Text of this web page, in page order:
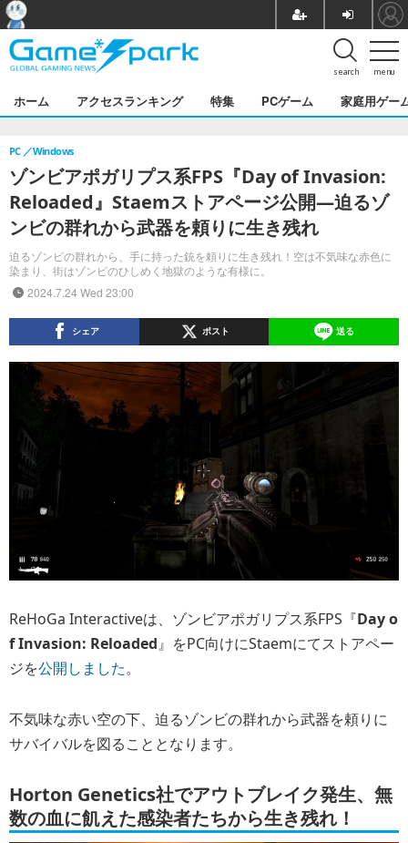
menu
search
ホーム アクセスランキング 特集 PCゲーム 家庭用ゲー
ゾンビアポガリプス系FPS『Day of Invasion:
Reloaded』Staemストアページ公開―迫るゾ
ンビの群れから武器を頼りに生き残れ
迫るゾンビの群れから、手に持った銃を頼りに生き残れ！空は不気味な赤色に
染まり、街はゾンビのひしめく地獄のような有様に。
PC Windows
2024.7.24 Wed 23:00
シェア ポスト 送る
ReHoGa Interactiveは、ゾンビアポガリプス系FPS『Day o
f Invasion: Reloaded』をPC向けにStaemにてストアペー
ジを公開しました。
不気味な赤い空の下、迫るゾンビの群れから武器を頼りに
サバイバルを図ることとなります。
Horton Genetics社でアウトブレイク発生、無
数の血に飢えた感染者たちから生き残れ！